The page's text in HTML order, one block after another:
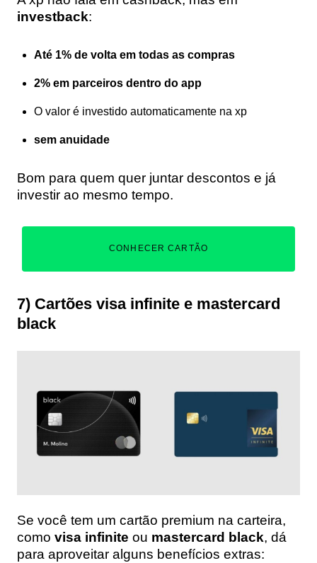
investback:
Até 1% de volta em todas as compras
2% em parceiros dentro do app
O valor é investido automaticamente na xp
sem anuidade
Bom para quem quer juntar descontos e já
investir ao mesmo tempo.
CONHECER CARTÃO
7) Cartões visa infinite e mastercard
black
Se você tem um cartão premium na carteira,
como visa infinite ou mastercard black, dá
para aproveitar alguns benefícios extras: